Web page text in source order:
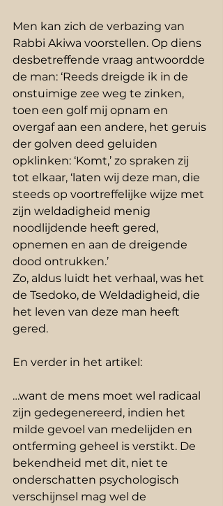
Men kan zich de verbazing van
Rabbi Akiwa voorstellen. Op diens
desbetreffende vraag antwoordde
de man: ‘Reeds dreigde ik in de
onstuimige zee weg te zinken,
toen een golf mij opnam en
overgaf aan een andere, het geruis
der golven deed geluiden
opklinken: ‘Komt,’ zo spraken zij
tot elkaar, ‘laten wij deze man, die
steeds op voortreffelijke wijze met
zijn weldadigheid menig
noodlijdende heeft gered,
opnemen en aan de dreigende
dood ontrukken.’
Zo, aldus luidt het verhaal, was het
de Tsedoko, de Weldadigheid, die
het leven van deze man heeft
gered.
En verder in het artikel:
…want de mens moet wel radicaal
zijn gedegenereerd, indien het
milde gevoel van medelijden en
ontferming geheel is verstikt. De
bekendheid met dit, niet te
onderschatten psychologisch
verschijnsel mag wel de